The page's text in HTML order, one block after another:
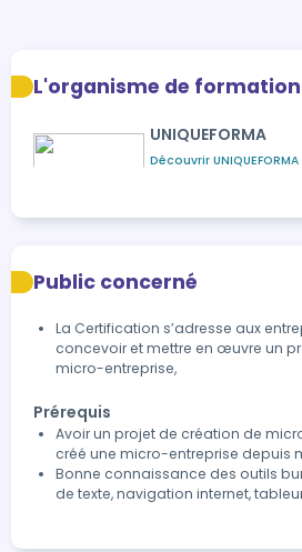
L'organisme de formation
UNIQUEFORMA
Découvrir UNIQUEFORMA
Public concerné
La Certification s’adresse aux
concevoir et mettre en œuvre un
micro-entreprise,
Prérequis
Avoir un projet de création de
créé une micro-entreprise depuis
Bonne connaissance des outils
de texte, navigation internet,